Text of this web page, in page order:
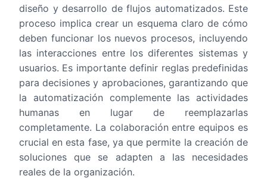
diseño y desarrollo de flujos automatizados. Este
proceso implica crear un esquema claro de cómo
deben funcionar los nuevos procesos, incluyendo
las interacciones entre los diferentes sistemas y
usuarios. Es importante definir reglas predefinidas
para decisiones y aprobaciones, garantizando que
la automatización complemente las actividades
humanas en lugar de reemplazarlas
completamente. La colaboración entre equipos es
crucial en esta fase, ya que permite la creación de
soluciones que se adapten a las necesidades
reales de la organización.